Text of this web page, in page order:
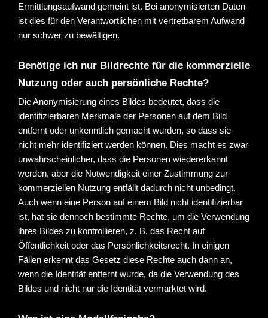
Ermittlungsaufwand gemeint ist. Bei anonymisierten Daten
ist dies für den Verantwortlichen mit vertretbarem Aufwand
nur schwer zu bewältigen.
Benötige ich nur Bildrechte für die kommerzielle
Nutzung oder auch persönliche Rechte?
Die Anonymisierung eines Bildes bedeutet, dass die
identifizierbaren Merkmale der Personen auf dem Bild
entfernt oder unkenntlich gemacht wurden, so dass sie
nicht mehr identifiziert werden können. Dies macht es zwar
unwahrscheinlicher, dass die Personen wiedererkannt
werden, aber die Notwendigkeit einer Zustimmung zur
Auch wenn eine Person auf einem Bild nicht identifizierbar
ist, hat sie dennoch bestimmte Rechte, um die Verwendung
ihres Bildes zu kontrollieren, z. B. das Recht auf
Öffentlichkeit oder das Persönlichkeitsrecht. In einigen
Fällen erkennt das Gesetz diese Rechte auch dann an,
wenn die Identität entfernt wurde, da die Verwendung des
Bildes und nicht nur die Identität vermarktet wird.